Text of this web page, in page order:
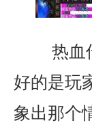
热血
好的是玩
象出那个